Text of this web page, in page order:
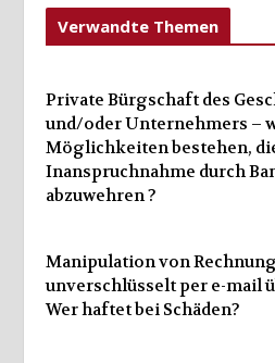
Verwandte Themen
Private Bürgschaft des
und/oder Unternehmers –
Möglichkeiten bestehen,
Inanspruchnahme durch
abzuwehren ?
Manipulation von
unverschlüsselt per e-mail
Wer haftet bei Schäden?